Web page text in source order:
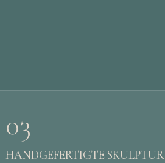
03
HANDGEFERTIGTE SKULPTUR